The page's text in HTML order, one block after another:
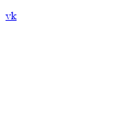
vk